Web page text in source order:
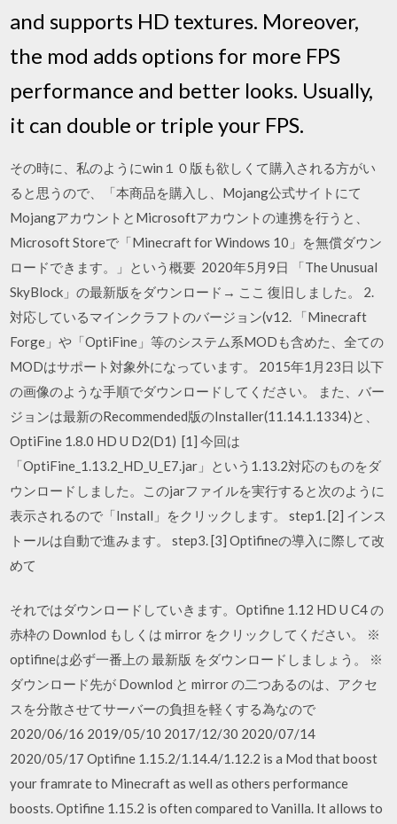
and supports HD textures. Moreover,
the mod adds options for more FPS
performance and better looks. Usually,
it can double or triple your FPS.
その時に、私のようにwin１０版も欲しくて購入される方がい
ると思うので、「本商品を購入し、Mojang公式サイトにて
MojangアカウントとMicrosoftアカウントの連携を行うと、
Microsoft Storeで「Minecraft for Windows 10」を無償ダウン
ロードできます。」という概要 2020年5月9日 「The Unusual
SkyBlock」の最新版をダウンロード→ ここ 復旧しました。 2.
対応しているマインクラフトのバージョン(v12. 「Minecraft
Forge」や「OptiFine」等のシステム系MODも含めた、全ての
MODはサポート対象外になっています。 2015年1月23日 以下
の画像のような手順でダウンロードしてください。 また、バー
ジョンは最新のRecommended版のInstaller(11.14.1.1334)と、
OptiFine 1.8.0 HD U D2(D1) [1] 今回は
「OptiFine_1.13.2_HD_U_E7.jar」という1.13.2対応のものをダ
ウンロードしました。このjarファイルを実行すると次のように
表示されるので「Install」をクリックします。 step1. [2] インス
トールは自動で進みます。 step3. [3] Optifineの導入に際して改
めて
それではダウンロードしていきます。Optifine 1.12 HD U C4 の
赤枠の Downlod もしくは mirror をクリックしてください。 ※
optifineは必ず一番上の 最新版 をダウンロードしましょう。 ※
ダウンロード先が Downlod と mirror の二つあるのは、アクセ
スを分散させてサーバーの負担を軽くする為なので
2020/06/16 2019/05/10 2017/12/30 2020/07/14
2020/05/17 Optifine 1.15.2/1.14.4/1.12.2 is a Mod that boost
your framrate to Minecraft as well as others performance
boosts. Optifine 1.15.2 is often compared to Vanilla. It allows to